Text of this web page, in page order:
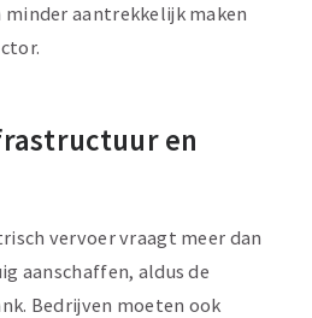
minder aantrekkelijk maken
en
vervoer vraagt meer dan
aanschaffen, aldus de
Bedrijven moeten ook